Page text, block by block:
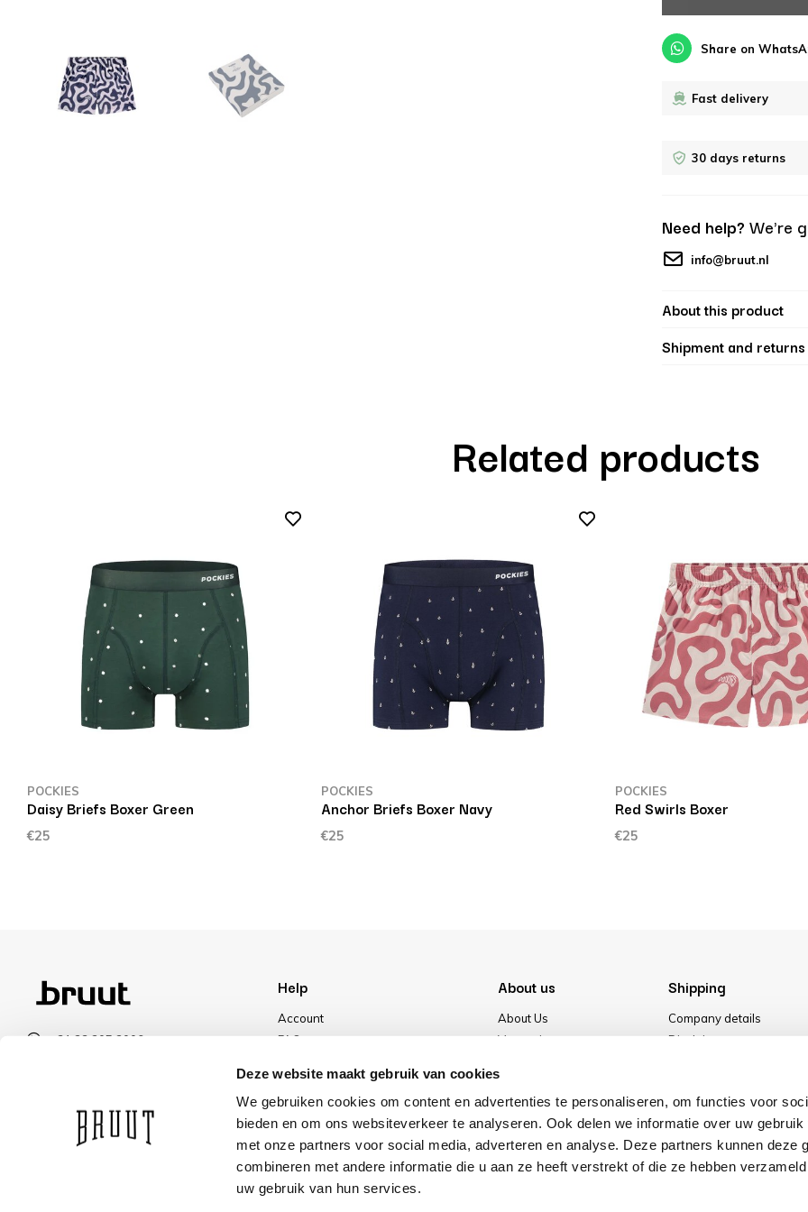
Deze website maakt gebruik van cookies
We gebruiken cookies om content en advertenties te personaliseren, om functies voor
bieden en om ons websiteverkeer te analyseren. Ook delen we informatie over uw
met onze partners voor social media, adverteren en analyse. Deze partners kunnen deze
combineren met andere informatie die u aan ze heeft verstrekt of die ze hebben
uw gebruik van hun services.
Share on
Fast delivery
30 days returns
Need help? We're
info@bruut.nl
About this product
Shipment and returns
Related products
POCKIES
Daisy Briefs Boxer Green
€25
POCKIES
Anchor Briefs Boxer Navy
€25
POCKIES
Red Swirls Boxer
€25
+31 23 205 2006
VIEW OPENING HOURS
Help
Account
FAQ
Payment Methods
Shipping
Discount
About us
About Us
Vacancies
Our store
Shipping
Company details
Disclaimer
Cookies